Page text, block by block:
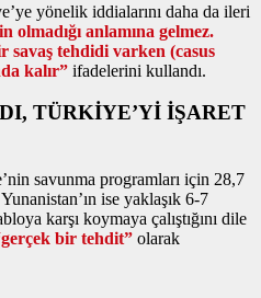
yönelik iddialarını daha da ileri
olmadığı anlamına gelmez.
savaş tehdidi varken (casus
kalır” ifadelerini kullandı.
TÜRKİYE’Yİ İŞARET
savunma programları için 28,7
ise yaklaşık 6-7
karşı koymaya çalıştığını dile
bir tehdit” olarak